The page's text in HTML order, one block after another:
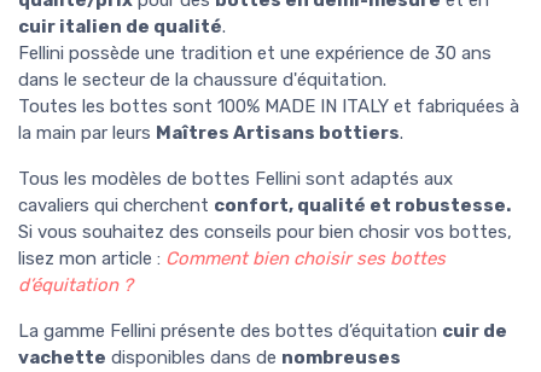
cuir italien de qualité.
Fellini possède une tradition et une expérience de 30 ans
dans le secteur de la chaussure d'équitation.
Toutes les bottes sont 100% MADE IN ITALY et fabriquées à
la main par leurs Maîtres Artisans bottiers.
Tous les modèles de bottes Fellini sont adaptés aux
cavaliers qui cherchent confort, qualité et robustesse.
Si vous souhaitez des conseils pour bien chosir vos bottes,
lisez mon article : Comment bien choisir ses bottes
d’équitation ?
La gamme Fellini présente des bottes d’équitation cuir de
vachette disponibles dans de nombreuses